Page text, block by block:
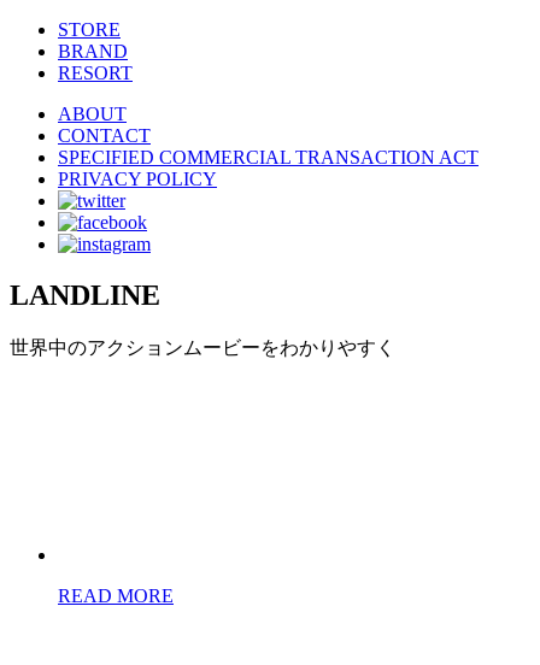
STORE
BRAND
RESORT
ABOUT
CONTACT
SPECIFIED COMMERCIAL TRANSACTION ACT
PRIVACY POLICY
LANDLINE
世界中のアクションムービーをわかりやすく
READ MORE